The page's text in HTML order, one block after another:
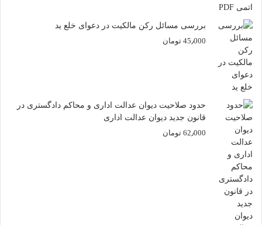
بررسی مسائل رکن مالکیت در دعوای خلع ید
45٫000 تومان
حدود صلاحیت دیوان عدالت اداری و محاکم دادگستری در
قانون جدید دیوان عدالت اداری
62٫000 تومان